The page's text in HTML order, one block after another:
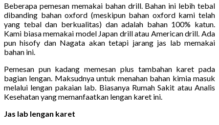
Beberapa pemesan memakai bahan drill. Bahan ini lebih tebal
dibanding bahan oxford (meskipun bahan oxford kami telah
yang tebal dan berkualitas) dan adalah bahan 100% katun.
Kami biasa memakai model Japan drill atau American drill. Ada
pun hisofy dan Nagata akan tetapi jarang jas lab memakai
bahan ini.
Pemesan pun kadang memesan plus tambahan karet pada
bagian lengan. Maksudnya untuk menahan bahan kimia masuk
melalui lengan pakaian lab. Biasanya Rumah Sakit atau Analis
Kesehatan yang memanfaatkan lengan karet ini.
Jas lab lengan karet